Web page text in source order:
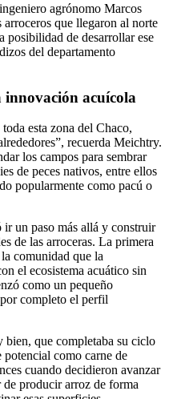
agrónomo Marcos
que llegaron al norte
posibilidad de desarrollar ese
del departamento
acuícola
esta zona del Chaco,
recuerda Meichtry.
los campos para sembrar
de peces nativos, entre ellos
popularmente como pacú o
un paso más allá y construir
de las arroceras. La primera
comunidad que la
el ecosistema acuático sin
como un pequeño
completo el perfil
bien, que completaba su ciclo
como carne de
cuando decidieron avanzar
producir arroz de forma